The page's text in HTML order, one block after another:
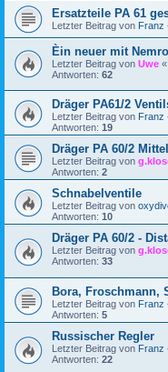
Ersatzteile PA 61
Letzter Beitrag von Franz
Èin neuer mit
Letzter Beitrag von Uwe «
Antworten: 62
Dräger PA61/2
Letzter Beitrag von Franz
Antworten: 19
Dräger PA 60/2
Letzter Beitrag von
Antworten: 2
Schnabelventile
Letzter Beitrag von
Antworten: 10
Dräger PA 60/2 -
Letzter Beitrag von
Antworten: 33
Bora, Froschmann,
Letzter Beitrag von Franz
Antworten: 5
Russischer Regler
Letzter Beitrag von Franz
Antworten: 22